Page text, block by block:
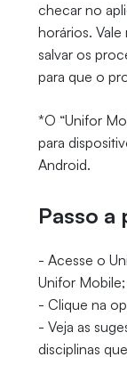
checar no
horários.
salvar os
para que o
*O “Unifor
para
Android.
Passo a
- Acesse o
Unifor Mobile;
- Clique na
- Veja as
disciplinas